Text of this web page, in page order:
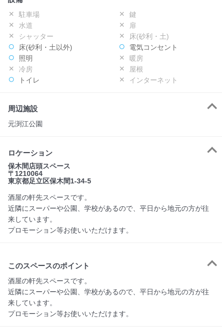
駐車場
鍵
水道
扉
シャッター
床(砂利・土)
床(砂利・土以外)
電気コンセント
照明
暖房
冷房
屋根
トイレ
インターネット
周辺施設
元渕江公園
ロケーション
保木間店頭スペース
〒1210064
東京都足立区保木間1-34-5
酒屋の軒先スペースです。
近隣にスーパーや公園、学校があるので、平日から地元の方が往
来しています。
プロモーション等お使いいただけます。
このスペースのポイント
酒屋の軒先スペースです。
近隣にスーパーや公園、学校があるので、平日から地元の方が往
来しています。
プロモーション等お使いいただけます。